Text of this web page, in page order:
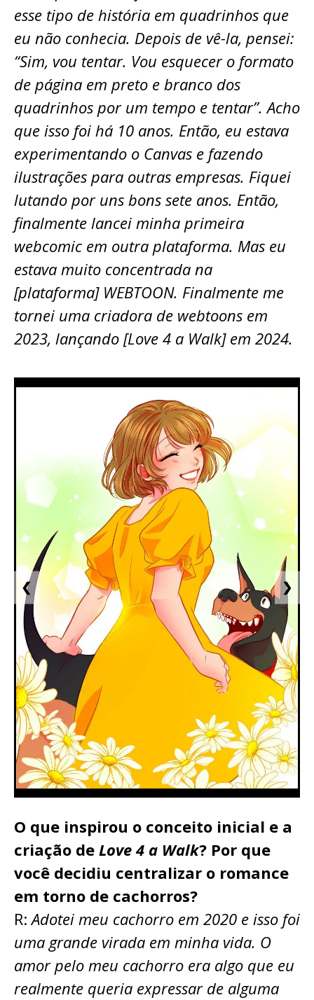
esse tipo de história em quadrinhos que
eu não conhecia. Depois de vê-la, pensei:
“Sim, vou tentar. Vou esquecer o formato
de página em preto e branco dos
quadrinhos por um tempo e tentar”. Acho
que isso foi há 10 anos. Então, eu estava
experimentando o Canvas e fazendo
ilustrações para outras empresas. Fiquei
lutando por uns bons sete anos. Então,
finalmente lancei minha primeira
webcomic em outra plataforma. Mas eu
estava muito concentrada na
[plataforma] WEBTOON. Finalmente me
tornei uma criadora de webtoons em
2023, lançando [Love 4 a Walk] em 2024.
❮ ❯
O que inspirou o conceito inicial e a
criação de Love 4 a Walk? Por que
você decidiu centralizar o romance
em torno de cachorros?
R:Adotei meu cachorro em 2020 e isso foi
uma grande virada em minha vida. O
amor pelo meu cachorro era algo que eu
realmente queria expressar de alguma